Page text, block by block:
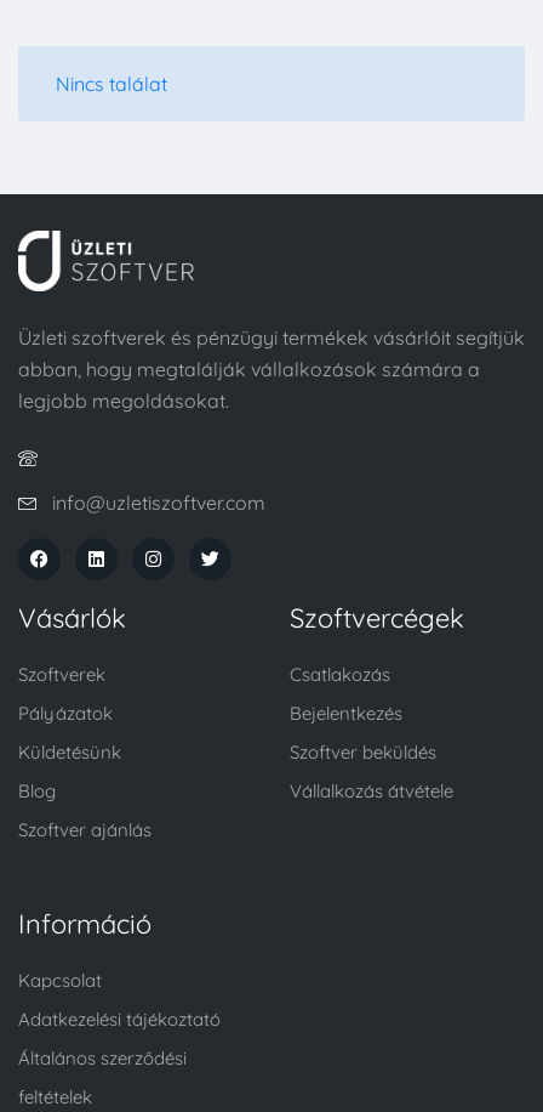
Nincs találat
Üzleti szoftverek és pénzügyi termékek vásárlóit segítjük
abban, hogy megtalálják vállalkozások számára a
legjobb megoldásokat.
info@uzletiszoftver.com
Vásárlók
Szoftverek
Pályázatok
Küldetésünk
Blog
Szoftver ajánlás
Szoftvercégek
Csatlakozás
Bejelentkezés
Szoftver beküldés
Vállalkozás átvétele
Információ
Kapcsolat
Adatkezelési tájékoztató
Általános szerződési
feltételek